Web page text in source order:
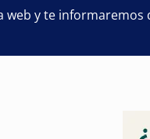
web y te informaremos